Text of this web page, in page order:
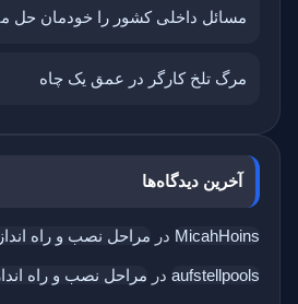
مسائل داخلی کشور را خودمان حل
مرگ تلخ کارگر در عمق یک چاه
آخرین دیدگاه‌ها
MicahHoins در مراحل نصب و راه
aufstellpools در مراحل نصب و راه